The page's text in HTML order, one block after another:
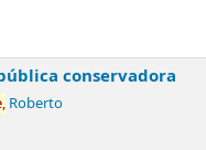
conservadora
Roberto